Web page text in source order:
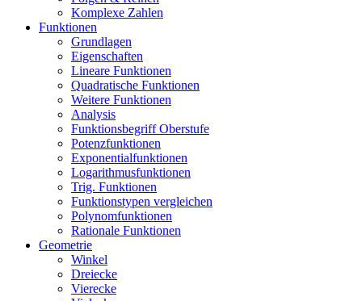
Komplexe Zahlen
Funktionen
Grundlagen
Eigenschaften
Lineare Funktionen
Quadratische Funktionen
Weitere Funktionen
Analysis
Funktionsbegriff Oberstufe
Potenzfunktionen
Exponentialfunktionen
Logarithmusfunktionen
Trig. Funktionen
Funktionstypen vergleichen
Polynomfunktionen
Rationale Funktionen
Geometrie
Winkel
Dreiecke
Vierecke